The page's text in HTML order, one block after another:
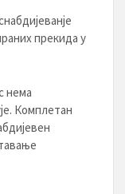
прекида у
нема
Комплетан